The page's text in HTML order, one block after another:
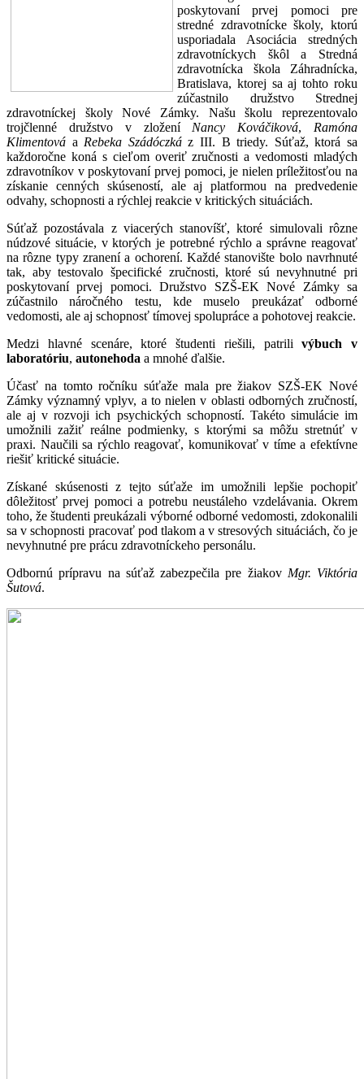
poskytovaní prvej pomoci pre
stredné zdravotnícke školy, ktorú
usporiadala Asociácia stredných
zdravotníckych škôl a Stredná
zdravotnícka škola Záhradnícka,
Bratislava, ktorej sa aj tohto roku
zúčastnilo družstvo Strednej
zdravotníckej školy Nové Zámky. Našu školu reprezentovalo
trojčlenné družstvo v zložení Nancy Kováčiková, Ramóna
Klimentová a Rebeka Szádóczkáz III. B triedy. Súťaž, ktorá sa
každoročne koná s cieľom overiť zručnosti a vedomosti mladých
zdravotníkov v poskytovaní prvej pomoci, je nielen príležitosťou na
získanie cenných skúseností, ale aj platformou na predvedenie
odvahy, schopnosti a rýchlej reakcie v kritických situáciách.
Súťaž pozostávala z viacerých stanovíšť, ktoré simulovali rôzne
núdzové situácie, v ktorých je potrebné rýchlo a správne reagovať
na rôzne typy zranení a ochorení. Každé stanovište bolo navrhnuté
tak, aby testovalo špecifické zručnosti, ktoré sú nevyhnutné pri
poskytovaní prvej pomoci. Družstvo SZŠ-EK Nové Zámky sa
zúčastnilo náročného testu, kde muselo preukázať odborné
vedomosti, ale aj schopnosť tímovej spolupráce a pohotovej reakcie.
Medzi hlavné scenáre, ktoré študenti riešili, patrilivýbuch v
laboratóriu, autonehoda a mnohé ďalšie.
Účasť na tomto ročníku súťaže mala pre žiakov SZŠ-EK Nové
Zámky významný vplyv, a to nielen v oblasti odborných zručností,
ale aj v rozvoji ich psychických schopností. Takéto simulácie im
umožnili zažiť reálne podmienky, s ktorými sa môžu stretnúť v
praxi. Naučili sa rýchlo reagovať, komunikovať v tíme a efektívne
riešiť kritické situácie.
Získané skúsenosti z tejto súťaže im umožnili lepšie pochopiť
dôležitosť prvej pomoci a potrebu neustáleho vzdelávania. Okrem
toho, že študenti preukázali výborné odborné vedomosti, zdokonalili
sa v schopnosti pracovať pod tlakom a v stresových situáciách, čo je
nevyhnutné pre prácu zdravotníckeho personálu.
Odbornú prípravu na súťaž zabezpečila pre žiakov Mgr. Viktória
Šutová.